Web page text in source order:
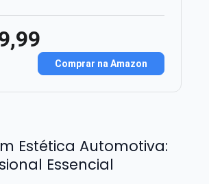
Comprar na Amazon
Estética Automotiva:
Essencial